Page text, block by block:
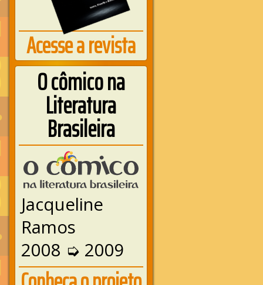
Acesse a revista
O cômico na
Literatura
Brasileira
Jacqueline
Ramos
2008 ➭ 2009